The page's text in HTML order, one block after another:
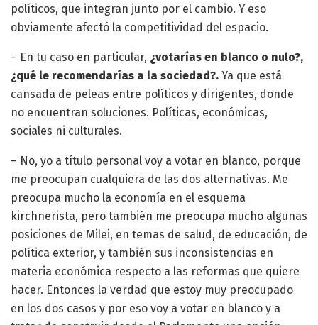
políticos, que integran junto por el cambio. Y eso
obviamente afectó la competitividad del espacio.
– En tu caso en particular, ¿votarías en blanco o nulo?,
¿qué le recomendarías a la sociedad?. Ya que está
cansada de peleas entre políticos y dirigentes, donde
no encuentran soluciones. Políticas, económicas,
sociales ni culturales.
– No, yo a título personal voy a votar en blanco, porque
me preocupan cualquiera de las dos alternativas. Me
preocupa mucho la economía en el esquema
kirchnerista, pero también me preocupa mucho algunas
posiciones de Milei, en temas de salud, de educación, de
política exterior, y también sus inconsistencias en
materia económica respecto a las reformas que quiere
hacer. Entonces la verdad que estoy muy preocupado
en los dos casos y por eso voy a votar en blanco y a